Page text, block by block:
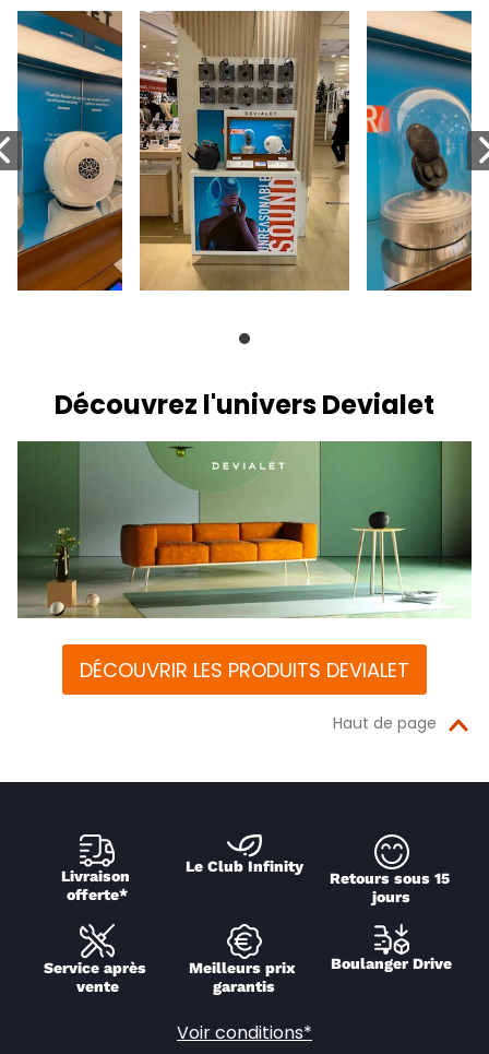
Découvrez l'univers Devialet
DÉCOUVRIR LES PRODUITS DEVIALET
Haut de page
Livraison
offerte*
Le Club Infinity
Retours sous 15
jours
Service après
vente
Meilleurs prix
garantis
Boulanger Drive
Voir conditions*